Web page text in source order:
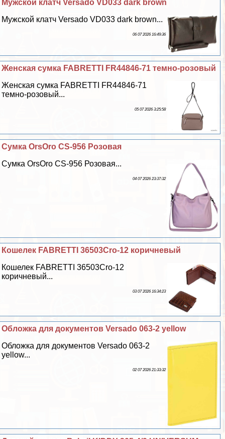
Мужской клатч Versado VD033 dark brown
Мужской клатч Versado VD033 dark brown...
06 07 2026 16:49:36
Женская сумка FABRETTI FR44846-71 темно-розовый
Женская сумка FABRETTI FR44846-71
темно-розовый...
05 07 2026 3:25:58
Сумка OrsOro CS-956 Розовая
Сумка OrsOro CS-956 Розовая...
04 07 2026 23:37:32
Кошелек FABRETTI 36503Cro-12 коричневый
Кошелек FABRETTI 36503Cro-12
коричневый...
03 07 2026 16:34:23
Обложка для документов Versado 063-2 yellow
Обложка для документов Versado 063-2
yellow...
02 07 2026 21:33:32